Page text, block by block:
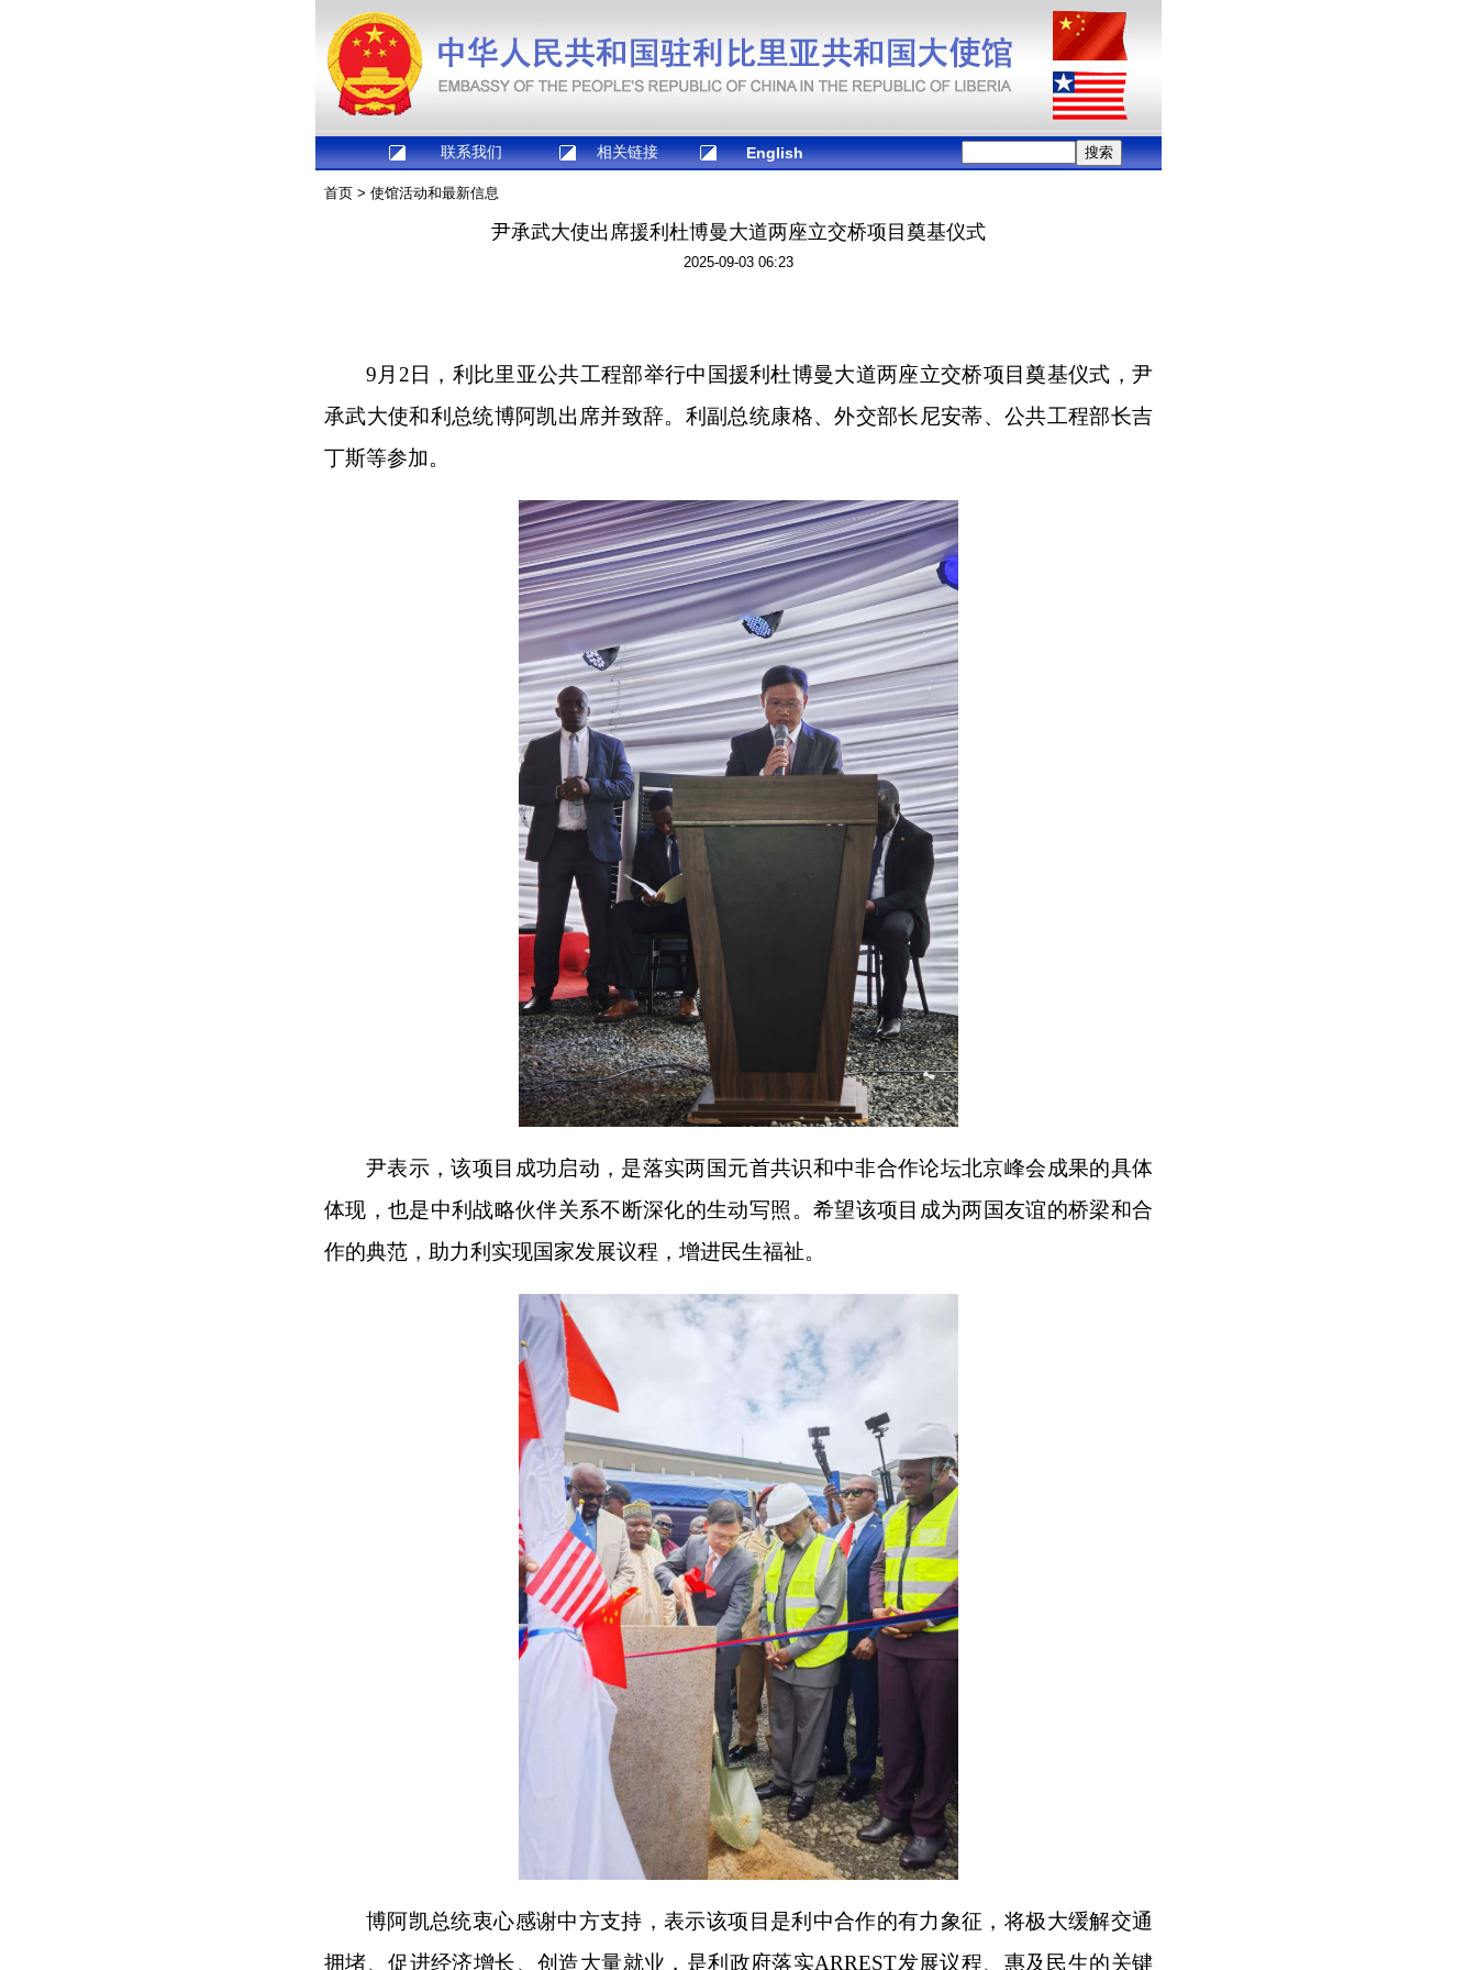
联系我们 相关链接 English
首页 > 使馆活动和最新信息
尹承武大使出席援利杜博曼大道两座立交桥项目奠基仪式
2025-09-03 06:23
9月2日，利比里亚公共工程部举行中国援利杜博曼大道两座立交桥项目奠基仪式，尹
承武大使和利总统博阿凯出席并致辞。利副总统康格、外交部长尼安蒂、公共工程部长吉
丁斯等参加。
尹表示，该项目成功启动，是落实两国元首共识和中非合作论坛北京峰会成果的具体
体现，也是中利战略伙伴关系不断深化的生动写照。希望该项目成为两国友谊的桥梁和合
作的典范，助力利实现国家发展议程，增进民生福祉。
博阿凯总统衷心感谢中方支持，表示该项目是利中合作的有力象征，将极大缓解交通
拥堵、促进经济增长、创造大量就业，是利政府落实ARREST发展议程、惠及民生的关键